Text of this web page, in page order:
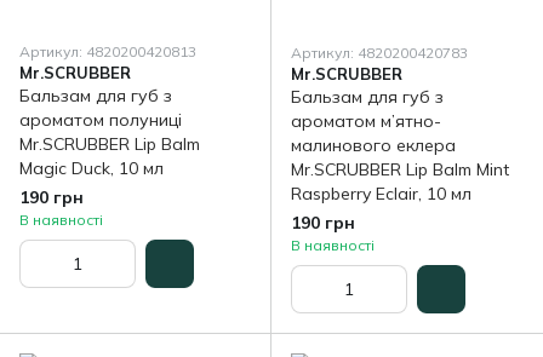
Артикул: 4820200420813
Mr.SCRUBBER
Бальзам для губ з
ароматом полуниці
Mr.SCRUBBER Lip Balm
Magic Duck, 10 мл
190 грн
В наявності
Артикул: 4820200420783
Mr.SCRUBBER
Бальзам для губ з
ароматом м’ятно-
малинового еклера
Mr.SCRUBBER Lip Balm Mint
Raspberry Eclair, 10 мл
190 грн
В наявності